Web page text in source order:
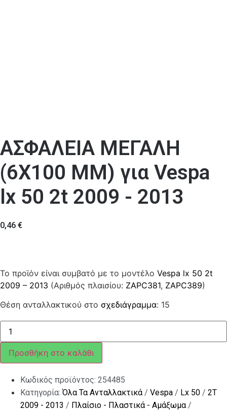
ΑΣΦΑΛΕΙΑ ΜΕΓΑΛΗ
(6Χ100 MM) για Vespa
lx 50 2t 2009 - 2013
0,46 €
Το προϊόν είναι συμβατό με το μοντέλο Vespa lx 50 2t
2009 – 2013 (Αριθμός πλαισίου: ZAPC381, ZAPC389)
Θέση ανταλλακτικού στο σχεδιάγραμμα: 15
ΑΣΦΑΛΕΙΑ
ΜΕΓΑΛΗ
(6Χ100
MM)
ποσότητα
Προσθήκη στο καλάθι
Κωδικός προϊόντος: 254485
Κατηγορία:Όλα Τα Ανταλλακτικά/ Vespa / Lx 50 / 2T
2009 - 2013 / Πλαίσιο - Πλαστικά - Αμάξωμα/